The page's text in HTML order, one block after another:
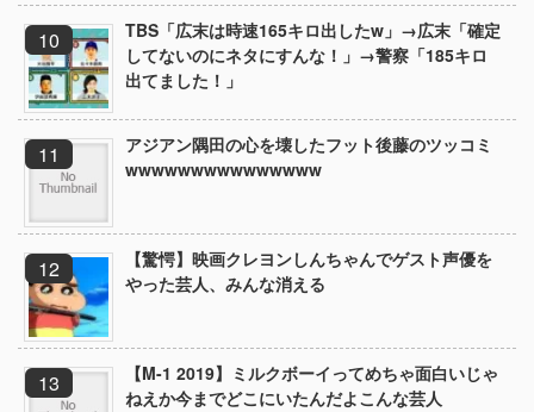
TBS「広末は時速165キロ出したw」→広末「確定
してないのにネタにすんな！」→警察「185キロ
出てました！」
アジアン隅田の心を壊したフット後藤のツッコミ
wwwwwwwwwwwwwww
【驚愕】映画クレヨンしんちゃんでゲスト声優を
やった芸人、みんな消える
【M-1 2019】ミルクボーイってめちゃ面白いじゃ
ねえか今までどこにいたんだよこんな芸人